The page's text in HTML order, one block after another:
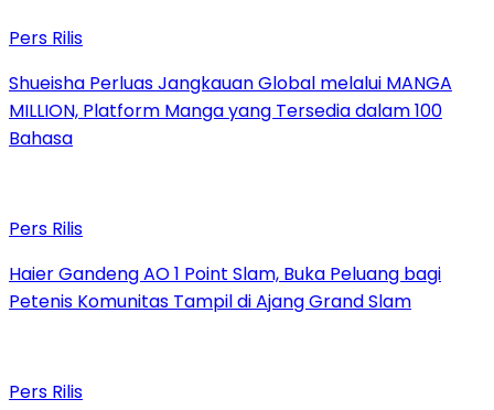
Pers Rilis
Shueisha Perluas Jangkauan Global melalui MANGA
MILLION, Platform Manga yang Tersedia dalam 100
Bahasa
Pers Rilis
Haier Gandeng AO 1 Point Slam, Buka Peluang bagi
Petenis Komunitas Tampil di Ajang Grand Slam
Pers Rilis